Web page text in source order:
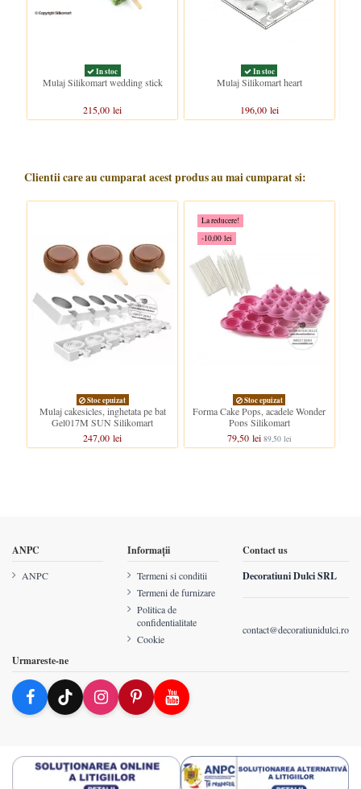
In stoc
Mulaj Silikomart wedding stick
215,00 lei
In stoc
Mulaj Silikomart heart
196,00 lei
Clientii care au cumparat acest produs au mai cumparat si:
Stoc epuizat
Mulaj cakesicles, inghetata pe bat
Gel017M SUN Silikomart
247,00 lei
La reducere!
-10,00 lei
Stoc epuizat
Forma Cake Pops, acadele Wonder
Pops Silikomart
79,50 lei 89,50 lei
ANPC
ANPC
Informații
Termeni si conditii
Termeni de furnizare
Politica de
confidentialitate
Cookie
Contact us
Decoratiuni Dulci SRL
contact@decoratiunidulci.ro
Urmareste-ne